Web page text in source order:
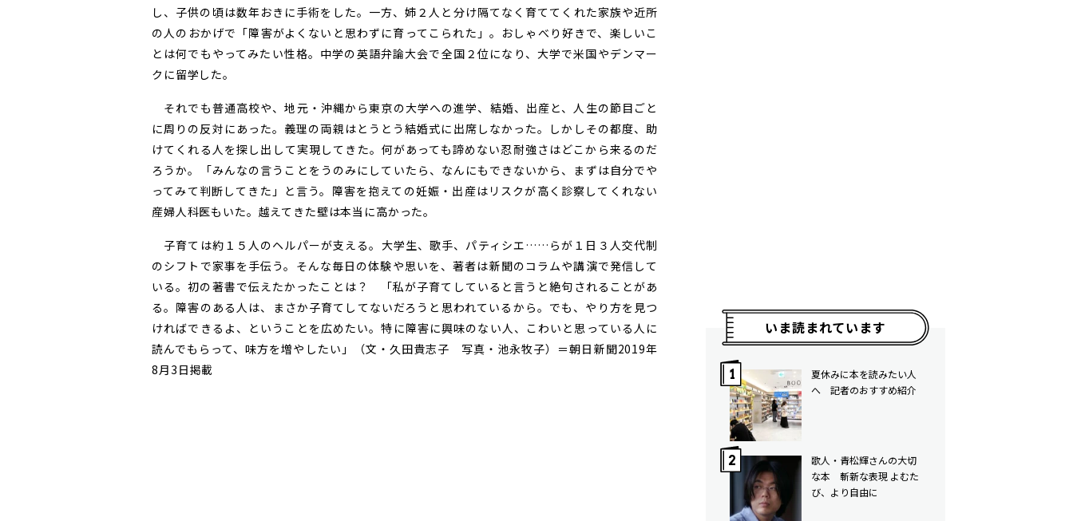
し、子供の頃は数年おきに手術をした。一方、姉２人と分け隔てなく育ててくれた家族や近所
の人のおかげで「障害がよくないと思わずに育ってこられた」。おしゃべり好きで、楽しいこ
とは何でもやってみたい性格。中学の英語弁論大会で全国２位になり、大学で米国やデンマー
クに留学した。
それでも普通高校や、地元・沖縄から東京の大学への進学、結婚、出産と、人生の節目ごと
に周りの反対にあった。義理の両親はとうとう結婚式に出席しなかった。しかしその都度、助
けてくれる人を探し出して実現してきた。何があっても諦めない忍耐強さはどこから来るのだ
ろうか。「みんなの言うことをうのみにしていたら、なんにもできないから、まずは自分でや
ってみて判断してきた」と言う。障害を抱えての妊娠・出産はリスクが高く診察してくれない
産婦人科医もいた。越えてきた壁は本当に高かった。
子育ては約１５人のヘルパーが支える。大学生、歌手、パティシエ……らが１日３人交代制
のシフトで家事を手伝う。そんな毎日の体験や思いを、著者は新聞のコラムや講演で発信して
いる。初の著書で伝えたかったことは？ 「私が子育てしていると言うと絶句されることがあ
る。障害のある人は、まさか子育てしてないだろうと思われているから。でも、やり方を見つ
ければできるよ、ということを広めたい。特に障害に興味のない人、こわいと思っている人に
読んでもらって、味方を増やしたい」（文・久田貴志子 写真・池永牧子）＝朝日新聞2019年
8月3日掲載
いま読まれています
夏休みに本を読みたい人
へ 記者のおすすめ紹介
歌人・青松輝さんの大切
な本 斬新な表現 よむた
び、より自由に